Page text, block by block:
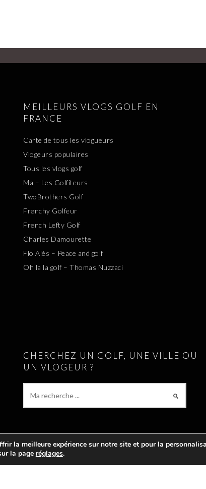
MEILLEURS VLOGS GOLF EN
FRANCE
Carte de tous les vlogueurs
Vlogeurs populaires
Tous les vlogs golf
Ma – Les Golfiteurs
TwoBrothers Golf
Frenchy Golfeur
French Lefty Golf
Charles Damourette
Flo Alès – Peace and golf
Oh la la golf – Thomas Nuzzaci
CHERCHEZ UN GOLF, UNE VILLE OU
UN VLOGEUR ?
la meilleure expérience sur notre site et pour la
la page réglages.